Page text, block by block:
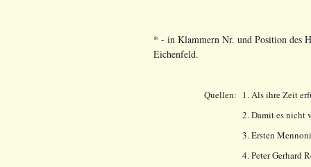
* - in Klammern Nr. und Position des
Eichenfeld.
Quellen: 1. Als ihre Zeit
2. Damit es nicht
3. Ersten
4. Peter Gerhard